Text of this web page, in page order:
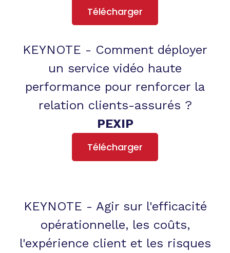
Télécharger
KEYNOTE - Comment déployer
un service vidéo haute
performance pour renforcer la
relation clients-assurés ?
PEXIP
Télécharger
KEYNOTE - Agir sur l'efficacité
opérationnelle, les coûts,
l'expérience client et les risques